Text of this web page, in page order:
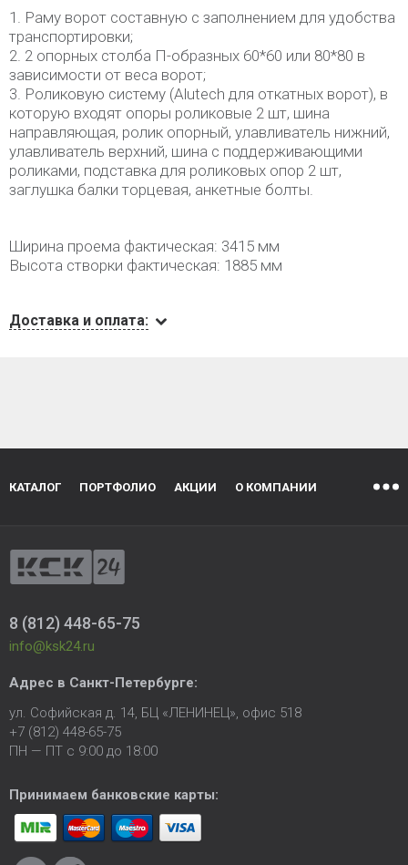
1. Раму ворот составную с заполнением для удобства
транспортировки;
2. 2 опорных столба П-образных 60*60 или 80*80 в
зависимости от веса ворот;
3. Роликовую систему (Alutech для откатных ворот), в
которую входят опоры роликовые 2 шт, шина
направляющая, ролик опорный, улавливатель нижний,
улавливатель верхний, шина с поддерживающими
роликами, подставка для роликовых опор 2 шт,
заглушка балки торцевая, анкетные болты.
Ширина проема фактическая: 3415 мм
Высота створки фактическая: 1885 мм
Доставка и оплата:
КАТАЛОГ ПОРТФОЛИО АКЦИИ О КОМПАНИИ
8 (812) 448-65-75
info@ksk24.ru
Адрес в Санкт-Петербурге:
ул. Софийская д. 14, БЦ «ЛЕНИНЕЦ», офис 518
+7 (812) 448-65-75
ПН — ПТ с 9:00 до 18:00
Принимаем банковские карты: